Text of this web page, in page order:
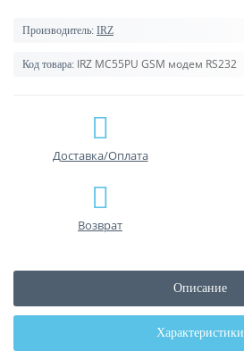
Производитель: IRZ
Код товара: IRZ MC55PU GSM модем RS232
Доставка/Оплата
Возврат
Описание
Характеристики